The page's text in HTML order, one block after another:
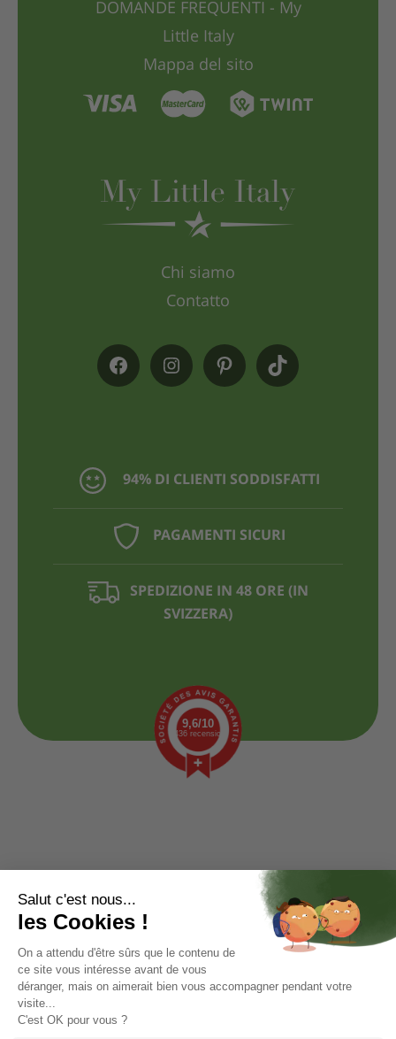
94% DI CLIENTI SODDISFATTI
PAGAMENTI SICURI
SPEDIZIONE IN 48 ORE (IN
SVIZZERA)
DOMANDE FREQUENTI - My
Little Italy
Mappa del sito
Chi siamo
Contatto
9,6/10
1436 recensioni